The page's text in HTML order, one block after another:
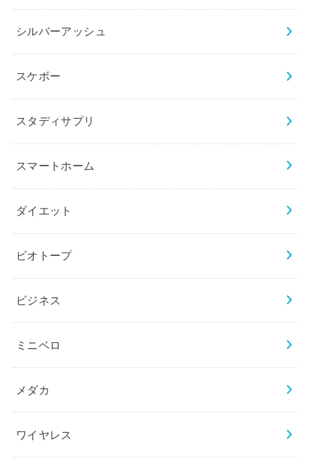
シルバーアッシュ
スケボー
スタディサプリ
スマートホーム
ダイエット
ビオトープ
ビジネス
ミニベロ
メダカ
ワイヤレス